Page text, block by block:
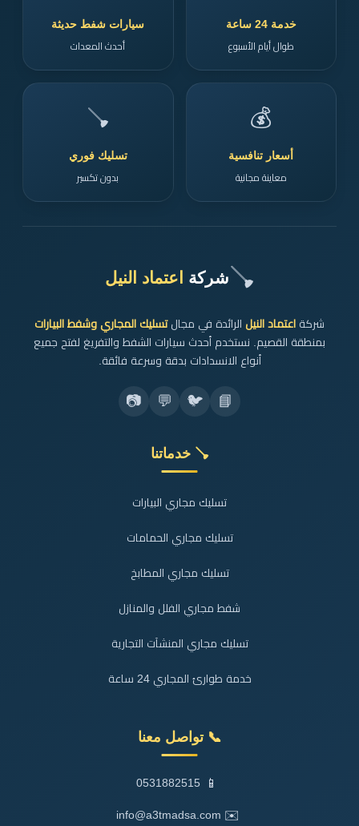
خدمة 24 ساعة
طوال أيام الأسبوع
سيارات شفط حديثة
أحدث المعدات
💰
أسعار تنافسية
معاينة مجانية
🪠
تسليك فوري
بدون تكسير
🪠شركة اعتماد النيل
شركة اعتماد النيل الرائدة في مجالتسليك المجاري وشفط البيارات
بمنطقة القصيم. نستخدم أحدث سيارات الشفط والتفريغ لفتح جميع
أنواع الانسدادات بدقة وسرعة فائقة.
📘
🐦
💬
📷
🪠 خدماتنا
تسليك مجاري البيارات
تسليك مجاري الحمامات
تسليك مجاري المطابخ
شفط مجاري الفلل والمنازل
تسليك مجاري المنشآت التجارية
خدمة طوارئ المجاري 24 ساعة
📞 تواصل معنا
📱
0531882515
✉️
info@a3tmadsa.com